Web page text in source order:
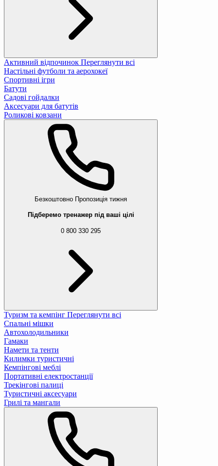
Активний відпочинок Переглянути всі
Настільні футболи та аерохокеї
Спортивні ігри
Батути
Садові гойдалки
Аксесуари для батутів
Роликові ковзани
Безкоштовно Пропозиція тижня
Підберемо тренажер під ваші цілі
0 800 330 295
Туризм та кемпінг Переглянути всі
Спальні мішки
Автохолодильники
Гамаки
Намети та тенти
Килимки туристичні
Кемпінгові меблі
Портативні електростанції
Трекінгові палиці
Туристичні аксесуари
Грилі та мангали